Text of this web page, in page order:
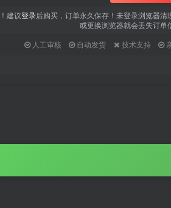
！建议登录后购买，订单永久保存！未登录浏览器清
或更换浏览器就会丢失订单
人工审核
自动发货 技术支持